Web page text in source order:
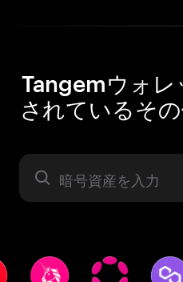
Tangemウォレ
されているその
暗号資産